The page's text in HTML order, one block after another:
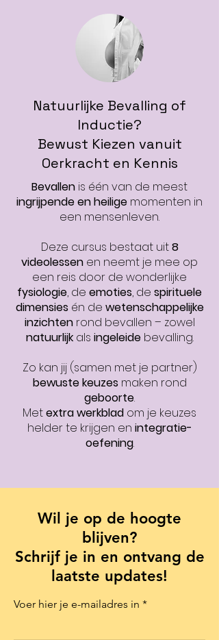
Natuurlijke Bevalling of
Inductie?
Bewust Kiezen vanuit
Oerkracht en Kennis
Bevallen is één van de meest
ingrijpende en heilige momenten in
een mensenleven.
Deze cursus bestaat uit8
videolessen en neemt je mee op
een reis door de wonderlijke
fysiologie, de emoties, de spirituele
dimensies én de wetenschappelijke
inzichtenrond bevallen – zowel
natuurlijkals ingeleidebevalling.
Zo kan jij (samen met je partner)
bewuste keuzes maken rond
geboorte.
Metextra werkblad om je keuzes
helder te krijgen en integratie-
oefening.
Wil je op de hoogte
blijven?
Schrijf je in en ontvang de
laatste updates!
Voer hier je e-mailadres in